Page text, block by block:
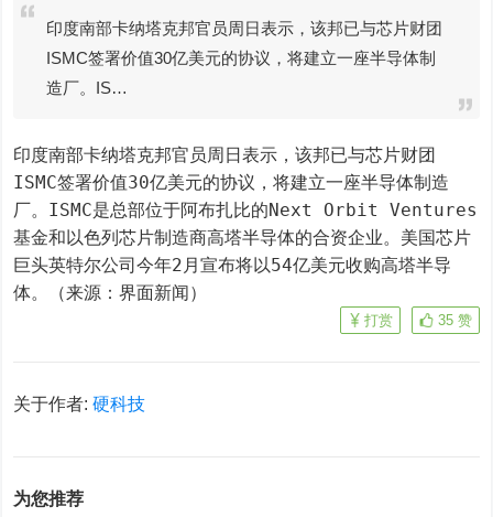
印度南部卡纳塔克邦官员周日表示，该邦已与芯片财团
ISMC签署价值30亿美元的协议，将建立一座半导体制
造厂。IS…
印度南部卡纳塔克邦官员周日表示，该邦已与芯片财团
ISMC签署价值30亿美元的协议，将建立一座半导体制造
厂。ISMC是总部位于阿布扎比的Next Orbit Ventures
基金和以色列芯片制造商高塔半导体的合资企业。美国芯片
巨头英特尔公司今年2月宣布将以54亿美元收购高塔半导
体。（来源：界面新闻）
35 赞
打赏
关于作者:硬科技
为您推荐